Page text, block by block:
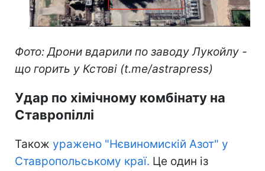
Фото: Дрони вдарили по заводу Лукойлу -
що горить у Кстові (t.me/astrapress)
Удар по хімічному комбінату на
Ставропіллі
Також уражено "Нєвиномискій Азот" у
Ставропольському краї. Це один із